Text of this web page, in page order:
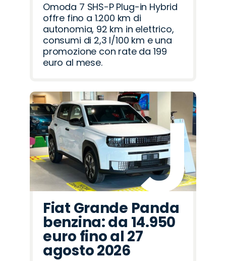
Omoda 7 SHS-P Plug-in Hybrid
offre fino a 1.200 km di
autonomia, 92 km in elettrico,
consumi di 2,3 l/100 km e una
promozione con rate da 199
euro al mese.
Fiat Grande Panda
benzina: da 14.950
euro fino al 27
agosto 2026